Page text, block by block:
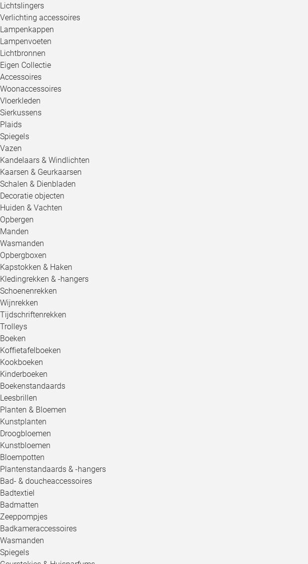
Lichtslingers
Verlichting accessoires
Lampenkappen
Lampenvoeten
Lichtbronnen
Eigen Collectie
Accessoires
Woonaccessoires
Vloerkleden
Sierkussens
Plaids
Spiegels
Vazen
Kandelaars & Windlichten
Kaarsen & Geurkaarsen
Schalen & Dienbladen
Decoratie objecten
Huiden & Vachten
Opbergen
Manden
Wasmanden
Opbergboxen
Kapstokken & Haken
Kledingrekken & -hangers
Schoenenrekken
Wijnrekken
Tijdschriftenrekken
Trolleys
Boeken
Koffietafelboeken
Kookboeken
Kinderboeken
Boekenstandaards
Leesbrillen
Planten & Bloemen
Kunstplanten
Droogbloemen
Kunstbloemen
Bloempotten
Plantenstandaards & -hangers
Bad- & doucheaccessoires
Badtextiel
Badmatten
Zeeppompjes
Badkameraccessoires
Wasmanden
Spiegels